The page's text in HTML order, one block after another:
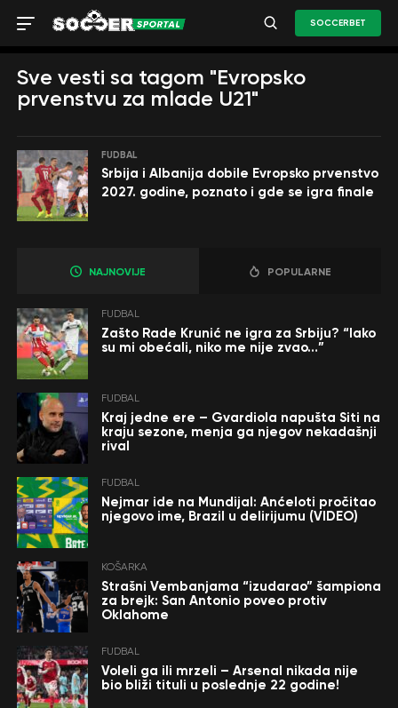
SOCCERBET
Sve vesti sa tagom "Evropsko
prvenstvu za mlade U21"
FUDBAL
Srbija i Albanija dobile Evropsko prvenstvo
2027. godine, poznato i gde se igra finale
NAJNOVIJE POPULARNE
FUDBAL
Zašto Rade Krunić ne igra za Srbiju? “Iako
su mi obećali, niko me nije zvao…”
FUDBAL
Kraj jedne ere – Gvardiola napušta Siti na
kraju sezone, menja ga njegov nekadašnji
rival
FUDBAL
Nejmar ide na Mundijal: Anćeloti pročitao
njegovo ime, Brazil u delirijumu (VIDEO)
KOŠARKA
Strašni Vembanjama “izudarao” šampiona
za brejk: San Antonio poveo protiv
Oklahome
FUDBAL
Voleli ga ili mrzeli – Arsenal nikada nije
bio bliži tituli u poslednje 22 godine!